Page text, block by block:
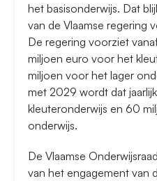
het basisonderwijs. Dat
van de Vlaamse regering
De regering voorziet
miljoen euro voor het
miljoen voor het lager
met 2029 wordt dat
kleuteronderwijs en 60
onderwijs.
​De Vlaamse
van het engagement van